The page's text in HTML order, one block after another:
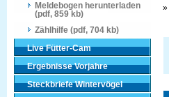
Meldebogen herunterladen
(pdf, 859 kb)
Zählhilfe (pdf, 704 kb)
Live Fütter-Cam
Ergebnisse Vorjahre
Steckbriefe Wintervögel
»